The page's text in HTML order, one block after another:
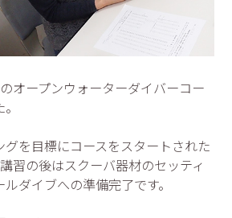
オープンウォーターダイバーコー
を目標にコースをスタートされた
習の後はスクーバ器材のセッティ
ダイブへの準備完了です。